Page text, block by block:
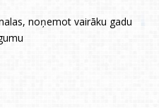
noņemot vairāku gadu